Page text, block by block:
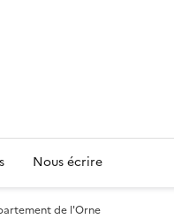
Nous écrire
de l'Orne